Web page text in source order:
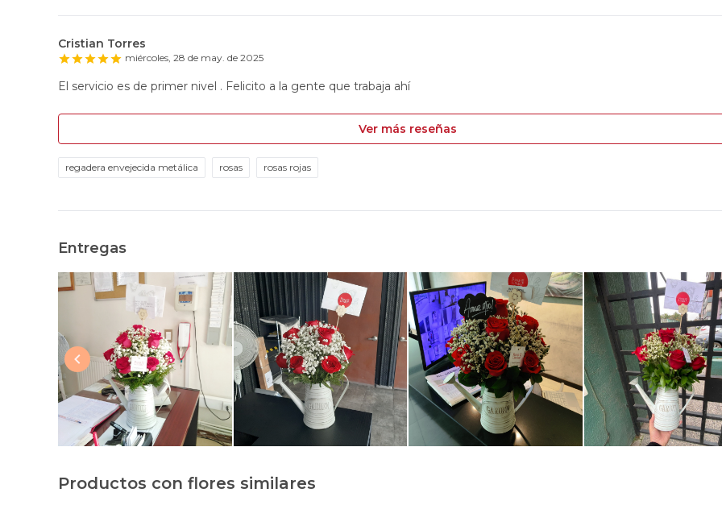
Cristian Torres
miércoles, 28 de may. de 2025
El servicio es de primer nivel . Felicito a la gente que trabaja ahí
Ver más reseñas
regadera envejecida metálica rosas rosas rojas
Entregas
Productos con flores similares